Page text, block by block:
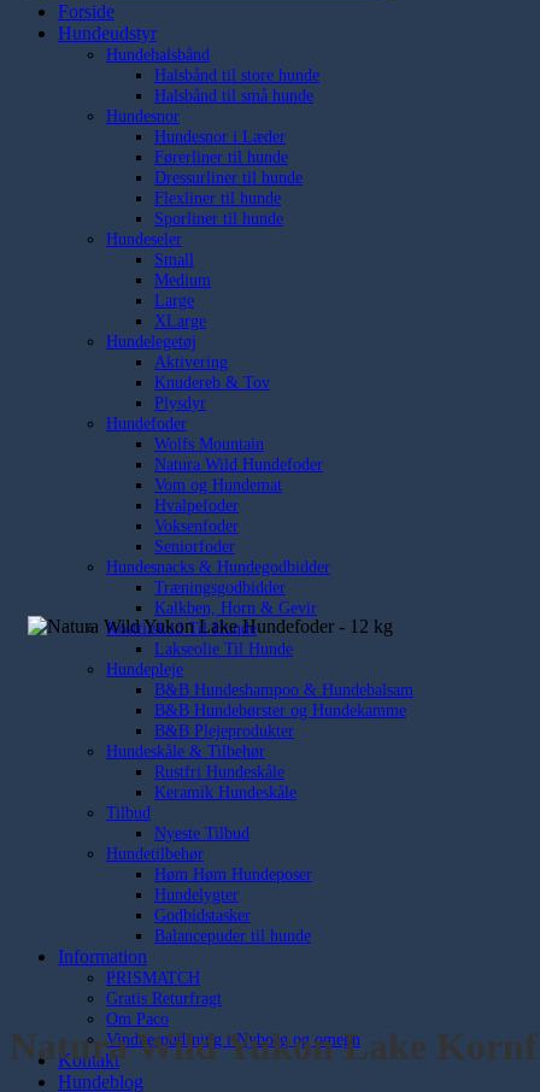
Forside
Hundeudstyr
Hundehalsbånd
Halsbånd til store hunde
Halsbånd til små hunde
Hundesnor
Hundesnor i Læder
Førerliner til hunde
Dressurliner til hunde
Flexliner til hunde
Sporliner til hunde
Hundeseler
Small
Medium
Large
XLarge
Hundelegetøj
Aktivering
Knudereb & Tov
Plysdyr
Hundefoder
Wolfs Mountain
Natura Wild Hundefoder
Vom og Hundemat
Hvalpefoder
Voksenfoder
Seniorfoder
Hundesnacks & Hundegodbidder
Træningsgodbidder
Kalkben, Horn & Gevir
Kosttilskud Til Hunde
Lakseolie Til Hunde
Hundepleje
B&B Hundeshampoo & Hundebalsam
B&B Hundebørster og Hundekamme
B&B Plejeprodukter
Hundeskåle & Tilbehør
Rustfri Hundeskåle
Keramik Hundeskåle
Tilbud
Nyeste Tilbud
Hundetilbehør
Høm Høm Hundeposer
Hundelygter
Godbidstasker
Balancepuder til hunde
Information
PRISMATCH
Gratis Returfragt
Om Paco
Vinduespudsning i Nyborg og omegn
Kontakt
Hundeblog
Natura Wild Yukon Lake